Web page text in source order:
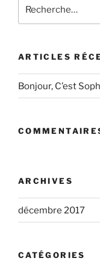
pour
ARTICLES
Bonjour, C’est
ARCHIVES
décembre 2017
CATÉGORIES